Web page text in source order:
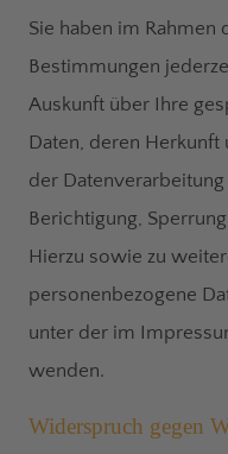
Sie haben im Rahmen
Bestimmungen
Auskunft über Ihre
Daten, deren
der
Berichtigung,
Hierzu sowie zu
personenbezogene
unter der im
wenden.
Widerspruch gegen